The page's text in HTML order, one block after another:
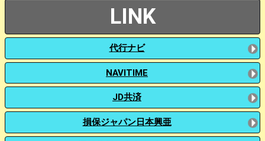
LINK
代行ナビ
NAVITIME
JD共済
損保ジャパン日本興亜